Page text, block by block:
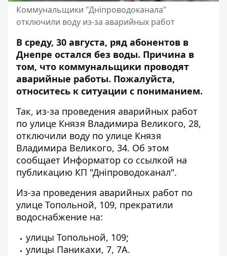
Коммунальщики "Дніпроводоканала"
отключили воду из-за аварийных работ
В среду, 30 августа, ряд абонентов в
Днепре остался без воды. Причина в
том, что коммунальщики проводят
аварийные работы. Пожалуйста,
относитесь к ситуации с пониманием.
Так, из-за проведения аварийных работ
по улице Князя Владимира Великого, 28,
отключили воду по улице Князя
Владимира Великого, 34. Об этом
сообщает Информатор со ссылкой на
публикацию КП "Дніпроводоканал".
Из-за проведения аварийных работ по
улице Топольной, 109, прекратили
водоснабжение на:
улицы Топольной, 109;
улицы Паникахи, 7, 7А.